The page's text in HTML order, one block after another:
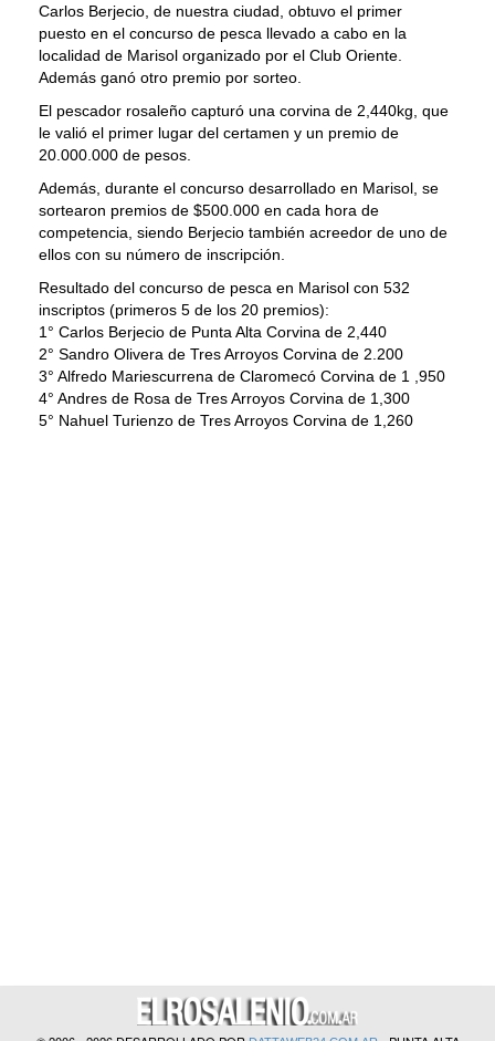
Carlos Berjecio, de nuestra ciudad, obtuvo el primer
puesto en el concurso de pesca llevado a cabo en la
localidad de Marisol organizado por el Club Oriente.
Además ganó otro premio por sorteo.
El pescador rosaleño capturó una corvina de 2,440kg, que
le valió el primer lugar del certamen y un premio de
20.000.000 de pesos.
Además, durante el concurso desarrollado en Marisol, se
sortearon premios de $500.000 en cada hora de
competencia, siendo Berjecio también acreedor de uno de
ellos con su número de inscripción.
Resultado del concurso de pesca en Marisol con 532
inscriptos (primeros 5 de los 20 premios):
1° Carlos Berjecio de Punta Alta Corvina de 2,440
2° Sandro Olivera de Tres Arroyos Corvina de 2.200
3° Alfredo Mariescurrena de Claromecó Corvina de 1 ,950
4° Andres de Rosa de Tres Arroyos Corvina de 1,300
5° Nahuel Turienzo de Tres Arroyos Corvina de 1,260